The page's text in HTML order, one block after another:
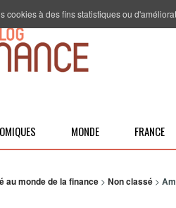
MONDE FRANCE
au monde de la finance > Non classé >
cookies à des fins statistiques ou